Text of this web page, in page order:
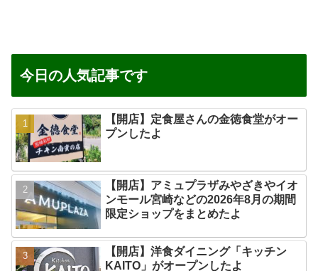
今日の人気記事です
【開店】定食屋さんの金徳食堂がオー
プンしたよ
【開店】アミュプラザみやざきやイオ
ンモール宮崎などの2026年8月の期間
限定ショップをまとめたよ
【開店】洋食ダイニング「キッチン
KAITO」がオープンしたよ